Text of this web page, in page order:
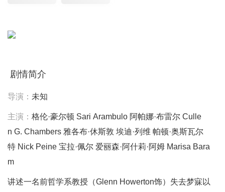
剧情简介
导演： 未知
主演： 格伦·豪尔顿 Sari Arambulo 阿帕娜·布雷尔 Culle
n G. Chambers 雅各布·休斯敦 埃迪·列维 帕顿·奥斯瓦尔
特 Nick Peine 宝拉·佩尔 爱丽森·阿什莉·阿姆 Marisa Bara
m
讲述一名前哲学系教授（Glenn Howerton饰）失去梦寐以